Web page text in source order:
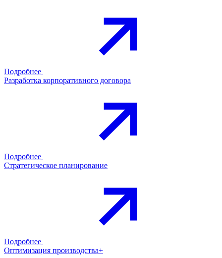
Подробнее
Разработка корпоративного договора
Подробнее
Стратегическое планирование
Подробнее
Оптимизация производства+